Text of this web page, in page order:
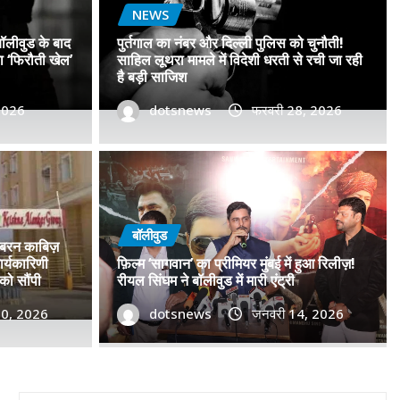
प्रमोद सावंत का ‘गोदान’ को
विमोचन कर मथुरा से फिल्म
मान!
2026
के बाद
खेल’
NEWS
पुर्तगाल का नंबर और दिल्ली पुलिस को चुनौती!
साहिल लूथरा मामले में विदेशी धरती से रची जा रही
है बड़ी साजिश
dotsnews फरवरी 28, 2026
काबिज़
सौंपी
2026
बॉलीवुड
फ़िल्म ‘सागवान’ का प्रीमियर मुंबई में हुआ रिलीज़!
रीयल सिंघम ने बॉलीवुड में मारी एंट्री
dotsnews जनवरी 14, 2026